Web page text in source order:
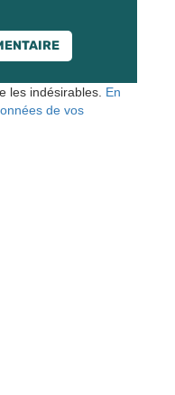
les indésirables. En
de vos